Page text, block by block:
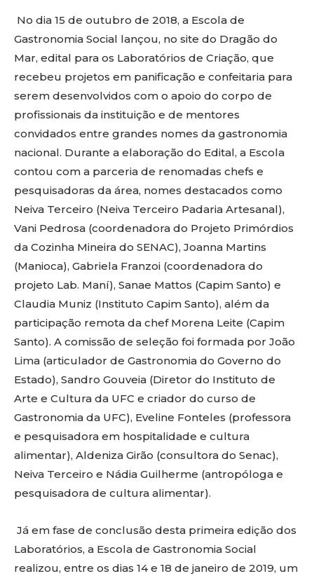
No dia 15 de outubro de 2018, a Escola de
Gastronomia Social lançou, no site do Dragão do
Mar, edital para os Laboratórios de Criação, que
recebeu projetos em panificação e confeitaria para
serem desenvolvidos com o apoio do corpo de
profissionais da instituição e de mentores
convidados entre grandes nomes da gastronomia
nacional. Durante a elaboração do Edital, a Escola
contou com a parceria de renomadas chefs e
pesquisadoras da área, nomes destacados como
Neiva Terceiro (Neiva Terceiro Padaria Artesanal),
Vani Pedrosa (coordenadora do Projeto Primórdios
da Cozinha Mineira do SENAC), Joanna Martins
(Manioca), Gabriela Franzoi (coordenadora do
projeto Lab. Maní), Sanae Mattos (Capim Santo) e
Claudia Muniz (Instituto Capim Santo), além da
participação remota da chef Morena Leite (Capim
Santo). A comissão de seleção foi formada por João
Lima (articulador de Gastronomia do Governo do
Estado), Sandro Gouveia (Diretor do Instituto de
Arte e Cultura da UFC e criador do curso de
Gastronomia da UFC), Eveline Fonteles (professora
e pesquisadora em hospitalidade e cultura
alimentar), Aldeniza Girão (consultora do Senac),
Neiva Terceiro e Nádia Guilherme (antropóloga e
pesquisadora de cultura alimentar).
Já em fase de conclusão desta primeira edição dos
Laboratórios, a Escola de Gastronomia Social
realizou, entre os dias 14 e 18 de janeiro de 2019, um